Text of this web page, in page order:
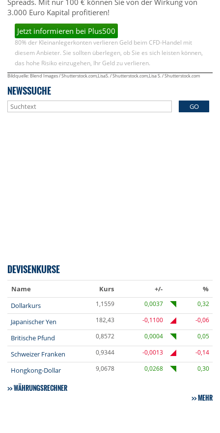
3.000 Euro Kapital profitieren!
Jetzt informieren bei Plus500
80% der Kleinanlegerkonten verlieren Geld beim CFD-Handel mit
diesem Anbieter. Sie sollten überlegen, ob Sie es sich leisten können,
das hohe Risiko einzugehen, Ihr Geld zu verlieren.
Bildquelle: Blend Images / Shutterstock.com,LisaS. / Shutterstock.com,Lisa S. / Shutterstock.com
NEWSSUCHE
GO
DEVISENKURSE
Name Kurs +/-
%
Dollarkurs
1,1559 0,0037 0,32
Japanischer Yen 182,43 -0,1100 -0,06
Britische Pfund 0,8572 0,0004 0,05
Schweizer Franken 0,9344 -0,0013 -0,14
Hongkong-Dollar 9,0678 0,0268 0,30
WÄHRUNGSRECHNER
MEHR